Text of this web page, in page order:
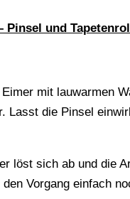
Pinsel und
mit lauwarmen
Lasst die Pinsel
löst sich ab und die
Vorgang einfach